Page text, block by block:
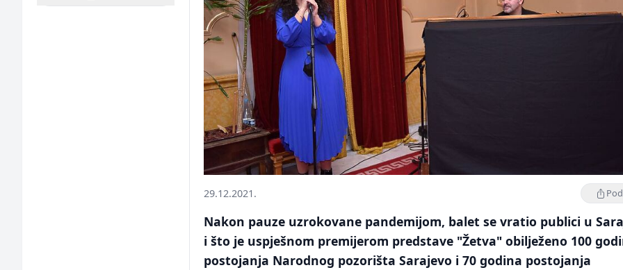
29.12.2021.
Nakon pauze uzrokovane pandemijom, balet se vratio publici u
i što je uspješnom premijerom predstave "Žetva" obilježeno 100
postojanja Narodnog pozorišta Sarajevo i 70 godina postojanja